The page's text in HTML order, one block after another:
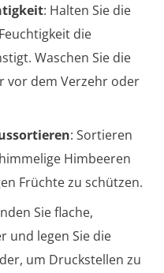
: Halten Sie die
die
Waschen Sie die
vor dem Verzehr oder
: Sortieren
Himbeeren
Früchte zu schützen.
Sie flache,
und legen Sie die
um Druckstellen zu